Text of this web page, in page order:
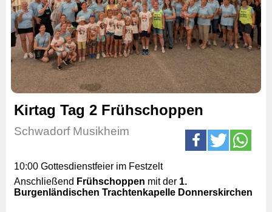
Kirtag Tag 2 Frühschoppen
Schwadorf Musikheim
10:00 Gottesdienstfeier im Festzelt
Anschließend Frühschoppen mit der 1.
Burgenländischen Trachtenkapelle Donnerskirchen